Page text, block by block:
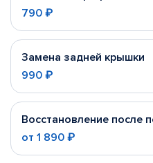
790 ₽
Замена задней крышки
990 ₽
Восстановление после
от 1 890 ₽